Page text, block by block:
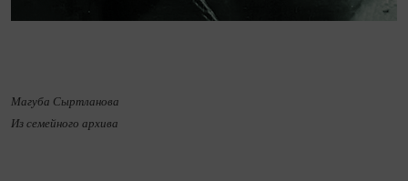
Магуба Сыртланова
Из семейного архива